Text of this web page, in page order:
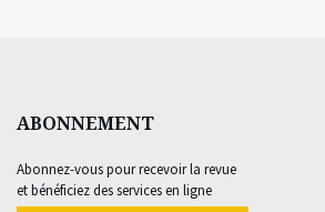
ABONNEMENT
Abonnez-vous pour recevoir la revue
et bénéficiez des services en ligne